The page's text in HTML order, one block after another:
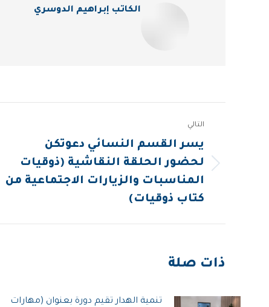
الكاتب إبراهيم الدوسري
navigation
التالي
يسر القسم النسائي دعوتكن
لحضور الحلقة النقاشية (ذوقيات
المناسبات والزيارات الاجتماعية من
كتاب ذوقيات)
ذات صلة
تنمية الهدار تقيم دورة بعنوان (مهارات